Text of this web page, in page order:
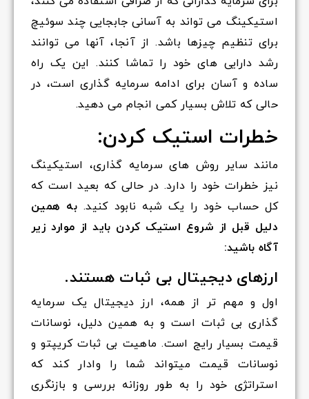
استیکینگ می تواند به آسانی جابجایی چند سوئیچ
برای تنظیم چیزها باشد. از آنجا، آنها می توانند
رشد دارایی های خود را تماشا کنند. این یک راه
ساده و آسان برای ادامه سرمایه گذاری است، در
حالی که تلاش بسیار کمی انجام می دهید.
خطرات استیک کردن:
مانند سایر روش های سرمایه گذاری، استیکینگ
نیز خطرات خود را دارد. در حالی که بعید است که
کل حساب خود را یک شبه نابود کنید. به همین
دلیل قبل از شروع استیک کردن باید از موارد زیر
آگاه باشید:
ارزهای دیجیتال بی ثبات هستند.
اول و مهم تر از همه، ارز دیجیتال یک سرمایه
گذاری بی ثبات است و به همین دلیل، نوسانات
قیمت بسیار رایج است. ماهیت بی ثبات کریپتو و
نوسانات قیمت میتواند شما را وادار کند که
استراتژی خود را به طور روزانه بررسی و بازنگری